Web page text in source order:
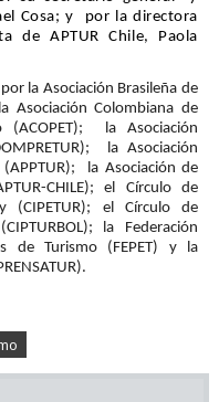
Cosa; y por la directora
de APTUR Chile, Paola
la Asociación Brasileña de
Asociación Colombiana de
(ACOPET); la Asociación
la Asociación
la Asociación de
CHILE); el Círculo de
(CIPETUR); el Círculo de
la Federación
de Turismo (FEPET) y la